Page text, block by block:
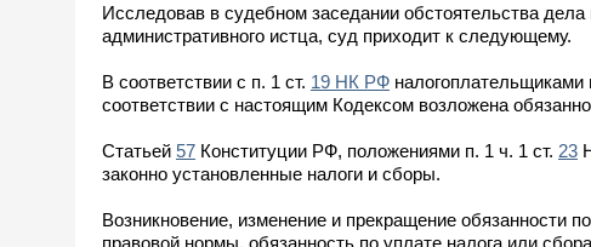
Исследовав в судебном заседании обстоятельства
административного истца, суд приходит к следующему.
В соответствии с п. 1 ст. 19 НК РФ налогоплательщиками
соответствии с настоящим Кодексом возложена
Статьей 57 Конституции РФ, положениями п. 1 ч. 1 ст. 23
законно установленные налоги и сборы.
Возникновение, изменение и прекращение обязанности
правовой нормы, обязанность по уплате налога или